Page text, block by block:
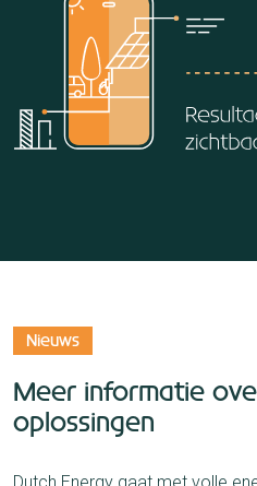
Nieuws
Meer informatie
oplossingen